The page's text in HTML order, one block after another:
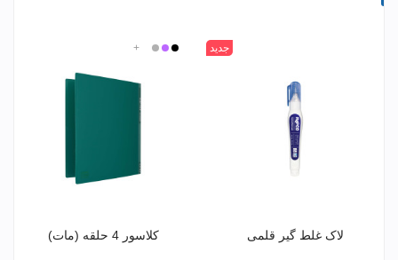
جدید
لاک غلط گیر قلمی
مشکی
بنفشنقره سفید
+
کلاسور 4 حلقه (مات)